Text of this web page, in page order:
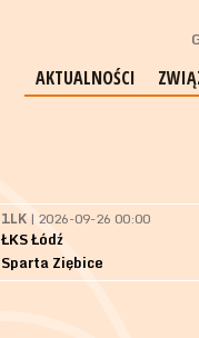
AKTUALNOŚCI
1LK | 2026-09-26 00:00
ŁKS Łódź
Sparta Ziębice